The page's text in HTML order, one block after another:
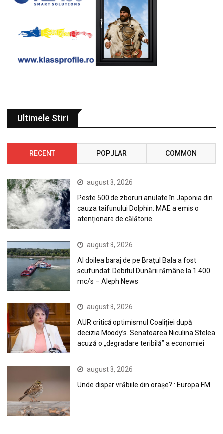
Ultimele Stiri
RECENT POPULAR COMMON
august 8, 2026
Peste 500 de zboruri anulate în Japonia din
cauza taifunului Dolphin: MAE a emis o
atenționare de călătorie
august 8, 2026
Al doilea baraj de pe Brațul Bala a fost
scufundat. Debitul Dunării rămâne la 1.400
mc/s – Aleph News
august 8, 2026
AUR critică optimismul Coaliției după
decizia Moody’s. Senatoarea Niculina Stelea
acuză o „degradare teribilă” a economiei
august 8, 2026
Unde dispar vrăbiile din orașe? : Europa FM